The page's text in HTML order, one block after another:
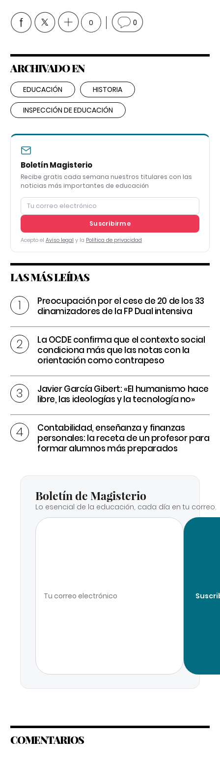
0 0
ARCHIVADO EN
EDUCACIÓN HISTORIA
INSPECCIÓN DE EDUCACIÓN
Boletín Magisterio
Recibe gratis cada semana nuestros titulares con las
noticias más importantes de educación
Suscribirme
Acepto el Aviso legal y la Política de privacidad
LAS MÁS LEÍDAS
Preocupación por el cese de 20 de los 33
dinamizadores de la FP Dual intensiva
La OCDE confirma que el contexto social
condiciona más que las notas con la
orientación como contrapeso
Javier García Gibert: «El humanismo hace
libre, las ideologías y la tecnología no»
Contabilidad, enseñanza y finanzas
personales: la receta de un profesor para
formar alumnos más preparados
Boletín de Magisterio
Lo esencial de la educación, cada día en tu correo.
COMENTARIOS